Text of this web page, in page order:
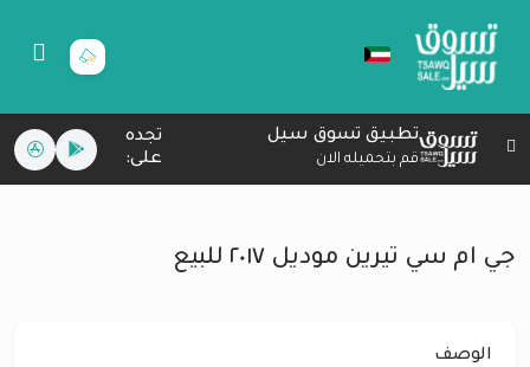
تطبيق تسوق سيل
قم بتحميله الان
تجده
على:
جي ام سي تيرين موديل ٢٠١٧ للبيع
الوصف